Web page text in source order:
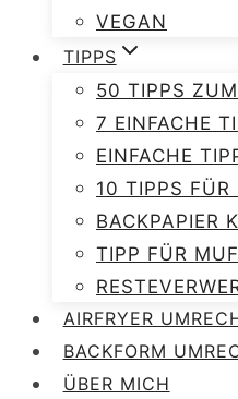
VEGAN
TIPPS
50 TIPPS
7 EINFACHE
EINFACHE
10 TIPPS FÜR
BACKPAPIER
TIPP FÜR
AIRFRYER
BACKFORM
ÜBER MICH